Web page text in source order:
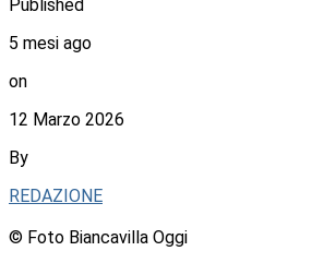
Published
5 mesi ago
on
12 Marzo 2026
By
REDAZIONE
© Foto Biancavilla Oggi